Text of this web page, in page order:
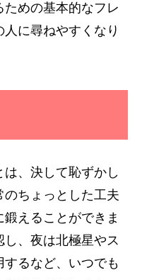
めの基本的なフレ
に尋ねやすくなり
、決して恥ずかし
ちょっとした工夫
えることができま
、夜は北極星やス
るなど、いつでも